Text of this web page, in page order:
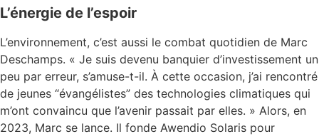
L’énergie de l’espoir
L’environnement, c’est aussi le combat quotidien de Marc
Deschamps. « Je suis devenu banquier d’investissement un
peu par erreur, s’amuse-t-il. À cette occasion, j’ai rencontré
de jeunes “évangélistes” des technologies climatiques qui
m’ont convaincu que l’avenir passait par elles. » Alors, en
2023, Marc se lance. Il fonde Awendio Solaris pour